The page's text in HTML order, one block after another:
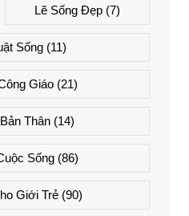
Lẽ Sống Đẹp(7)
Sống (11)
Giáo (21)
Thân (14)
Sống(86)
Giới Trẻ (90)